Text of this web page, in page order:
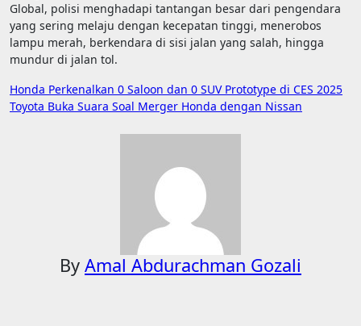
Global, polisi menghadapi tantangan besar dari pengendara
yang sering melaju dengan kecepatan tinggi, menerobos
lampu merah, berkendara di sisi jalan yang salah, hingga
mundur di jalan tol.
Navigasi
pos
Honda Perkenalkan 0 Saloon dan 0 SUV Prototype di CES 2025
Toyota Buka Suara Soal Merger Honda dengan Nissan
By Amal Abdurachman Gozali